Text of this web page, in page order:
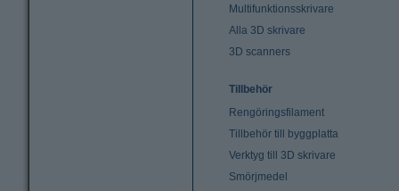
Multifunktionsskrivare
Alla 3D skrivare
3D scanners
Tillbehör
Rengöringsfilament
Tillbehör till byggplatta
Verktyg till 3D skrivare
Smörjmedel